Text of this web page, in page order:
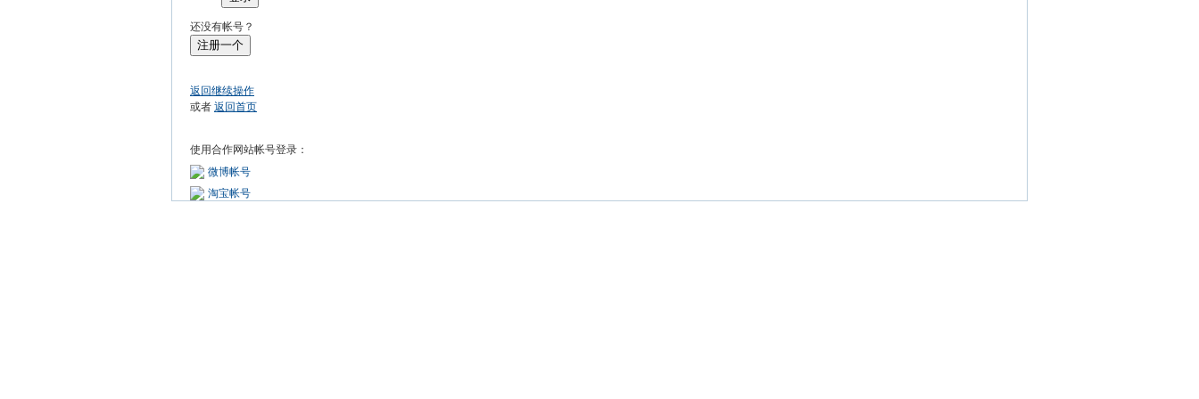
还没有帐号？
注册一个
返回继续操作
或者 返回首页
使用合作网站帐号登录：
微博帐号
淘宝帐号